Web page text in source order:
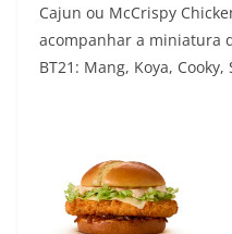
Cajun ou McCrispy
acompanhar a miniatura
BT21: Mang, Koya,